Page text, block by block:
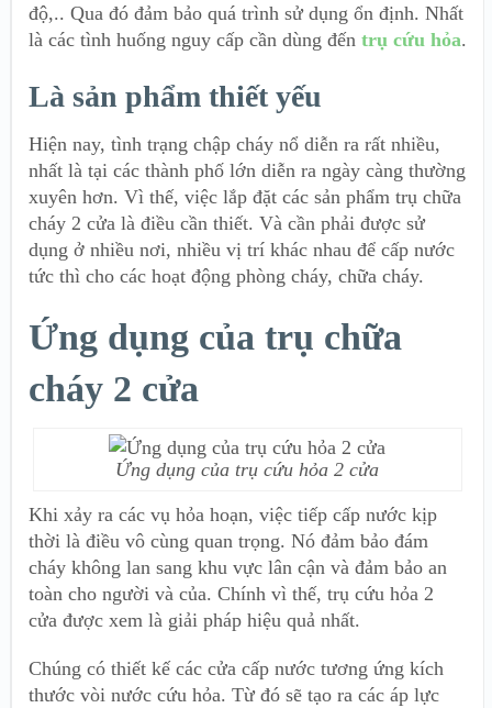
độ,.. Qua đó đảm bảo quá trình sử dụng ổn định. Nhất
là các tình huống nguy cấp cần dùng đến trụ cứu hỏa.
Là sản phẩm thiết yếu
Hiện nay, tình trạng chập cháy nổ diễn ra rất nhiều,
nhất là tại các thành phố lớn diễn ra ngày càng thường
xuyên hơn. Vì thế, việc lắp đặt các sản phẩm trụ chữa
cháy 2 cửa là điều cần thiết. Và cần phải được sử
dụng ở nhiều nơi, nhiều vị trí khác nhau để cấp nước
tức thì cho các hoạt động phòng cháy, chữa cháy.
Ứng dụng của trụ chữa
cháy 2 cửa
Ứng dụng của trụ cứu hỏa 2 cửa
Khi xảy ra các vụ hỏa hoạn, việc tiếp cấp nước kịp
thời là điều vô cùng quan trọng. Nó đảm bảo đám
cháy không lan sang khu vực lân cận và đảm bảo an
toàn cho người và của. Chính vì thế, trụ cứu hỏa 2
cửa được xem là giải pháp hiệu quả nhất.
Chúng có thiết kế các cửa cấp nước tương ứng kích
thước vòi nước cứu hỏa. Từ đó sẽ tạo ra các áp lực